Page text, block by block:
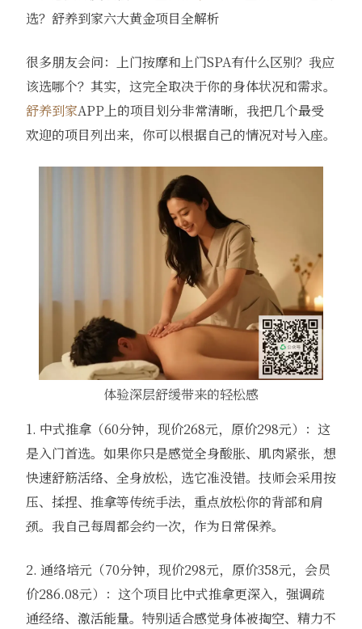
选？舒养到家六大黄金项目全解析
很多朋友会问：上门按摩和上门SPA有什么区别？我应
该选哪个？其实，这完全取决于你的身体状况和需求。
舒养到家APP上的项目划分非常清晰，我把几个最受
欢迎的项目列出来，你可以根据自己的情况对号入座。
体验深层舒缓带来的轻松感
1. 中式推拿（60分钟，现价268元，原价298元）：这
是入门首选。如果你只是感觉全身酸胀、肌肉紧张，想
快速舒筋活络、全身放松，选它准没错。技师会采用按
压、揉捏、推拿等传统手法，重点放松你的背部和肩
颈。我自己每周都会约一次，作为日常保养。
2. 通络培元（70分钟，现价298元，原价358元，会员
价286.08元）：这个项目比中式推拿更深入，强调疏
通经络、激活能量。特别适合感觉身体被掏空、精力不